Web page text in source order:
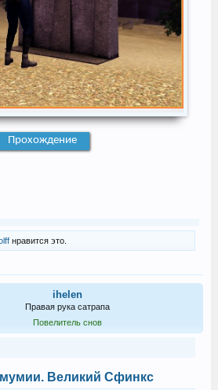
Прохождение
нравится это.
ihelen
Правая рука сатрапа
Повелитель снов
мумии. Великий Сфинкс